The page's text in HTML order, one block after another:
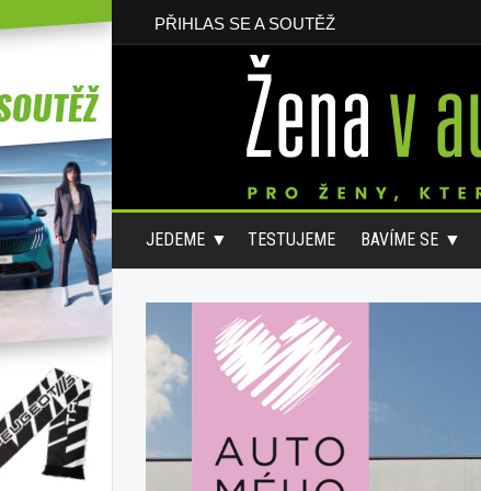
PŘIHLAS SE A SOUTĚŽ
JEDEME TESTUJEME BAVÍME SE